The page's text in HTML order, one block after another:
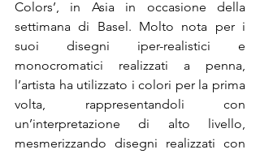
Colors’, in Asia in occasione della
settimana di Basel. Molto nota per i
suoi disegni iper-realistici e
monocromatici realizzati a penna,
l’artista ha utilizzato i colori per la prima
volta, rappresentandoli con
un’interpretazione di alto livello,
mesmerizzando disegni realizzati con